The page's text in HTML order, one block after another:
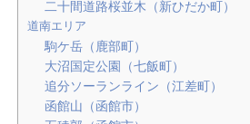
二十間道路桜並木（新ひだか町）
道南エリア
駒ケ岳（鹿部町）
大沼国定公園（七飯町）
追分ソーランライン（江差町）
函館山（函館市）